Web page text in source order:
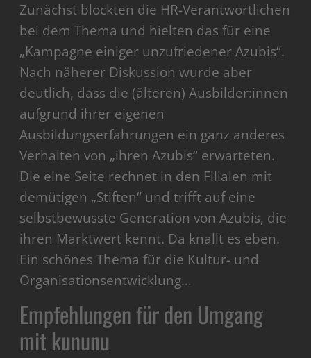
Zunächst blockten die HR-Verantwortlichen
bei dem Thema und hielten das für eine
„Kampagne einiger unzufriedener Azubis“.
Nach näherer Diskussion wurde aber
deutlich, dass die (älteren) Ausbilder:innen
aufgrund ihrer eigenen
Ausbildungserfahrungen ein ganz anderes
Verhalten von „ihren Azubis“ erwarteten.
Die eine Seite rechnet in den Filialen mit
demütigen „Stiften“ und trifft auf eine
selbstbewusste Generation von Azubis, die
ihren Marktwert kennt. Da knallt es eben.
Ein schönes Thema für die Kultur- und
Organisationsentwicklung…
Empfehlungen für den Umgang
mit kununu